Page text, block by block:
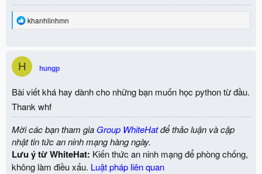
R
t
o
s
:
khanhlinhmn
H hungp
Bài viết khá hay dành cho những bạn muốn học python từ đầu.
Thank whf
Mời các bạn tham gia Group WhiteHatđể thảo luận và cập
nhật tin tức an ninh mạng hàng ngày.
Lưu ý từ WhiteHat: Kiến thức an ninh mạng để phòng chống,
không làm điều xấu. Luật pháp liên quan